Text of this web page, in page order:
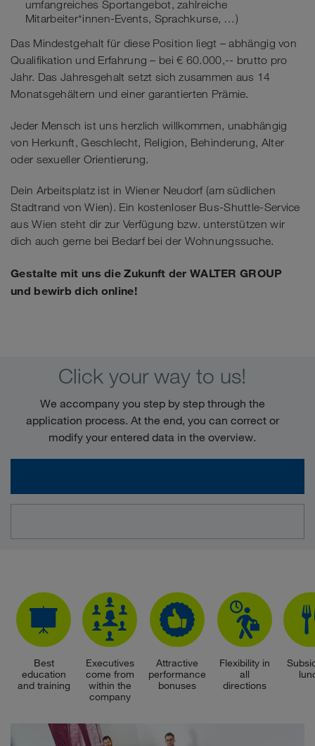
umfangreiches Sportangebot, zahlreiche
Mitarbeiter*innen-Events, Sprachkurse, …)
Das Mindestgehalt für diese Position liegt – abhängig von
Qualifikation und Erfahrung – bei € 60.000,-- brutto pro
Jahr. Das Jahresgehalt setzt sich zusammen aus 14
Monatsgehältern und einer garantierten Prämie.
Jeder Mensch ist uns herzlich willkommen, unabhängig
von Herkunft, Geschlecht, Religion, Behinderung, Alter
oder sexueller Orientierung.
Dein Arbeitsplatz ist in Wiener Neudorf (am südlichen
Stadtrand von Wien). Ein kostenloser Bus-Shuttle-Service
aus Wien steht dir zur Verfügung bzw. unterstützen wir
dich auch gerne bei Bedarf bei der Wohnungssuche.
Gestalte mit uns die Zukunft der WALTER GROUP
und bewirb dich online!
Click your way to us!
We accompany you step by step through the
application process. At the end, you can correct or
modify your entered data in the overview.
Best
education
and training
Executives
come from
within the
company
Attractive
performance
bonuses
Flexibility in
all
directions